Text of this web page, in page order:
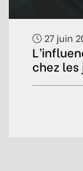
27 juin
chez les